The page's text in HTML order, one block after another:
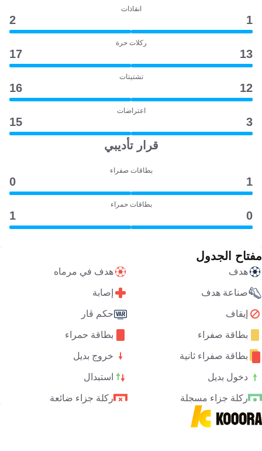
انقاذات
1
2
ركلات حرة
13
17
تشتيتات
12
16
اعتراضات
3
15
قرار تأديبي
بطاقات صفراء
1
0
بطاقات حمراء
0
1
مفتاح الجدول
هدف هدف في مرماه
صناعة هدف إصابة
إيقاف حكم ڤار
بطاقة صفراء بطاقة حمراء
بطاقة صفراء ثانية خروج بديل
دخول بديل استبدال
ركلة جزاء مسجلة ركلة جزاء ضائعة